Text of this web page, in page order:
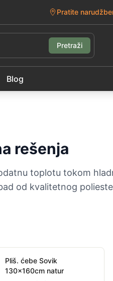
Pratite
Pretraži
Blog
rešenja
toplotu tokom
od kvalitetnog
Pliš. ćebe Sovik
130x160cm natur